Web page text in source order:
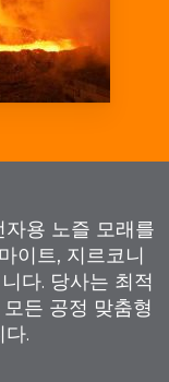
용 노즐 모래를
이트, 지르코니
다. 당사는 최적
든 공정 맞춤형
.